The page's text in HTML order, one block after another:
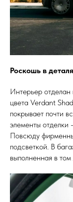
Роскошь в
Интерьер
цвета Verdant
покрывает почти
элементы отделки
Повсюду
подсветкой. В
выполненная в